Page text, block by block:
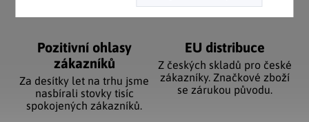
Pozitivní ohlasy
zákazníků
Za desítky let na trhu jsme
nasbírali stovky tisíc
spokojených zákazníků.
EU distribuce
Z českých skladů pro české
zákazníky. Značkové zboží
se zárukou původu.